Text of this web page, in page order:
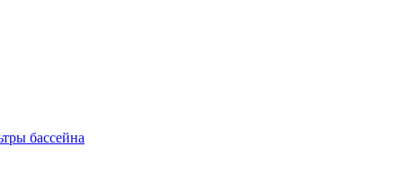
бассейна